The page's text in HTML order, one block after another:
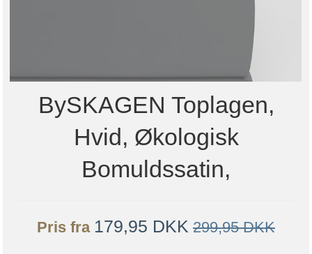
BySKAGEN Toplagen,
Hvid, Økologisk
Bomuldssatin,
Pris fra 179,95 DKK 299,95 DKK